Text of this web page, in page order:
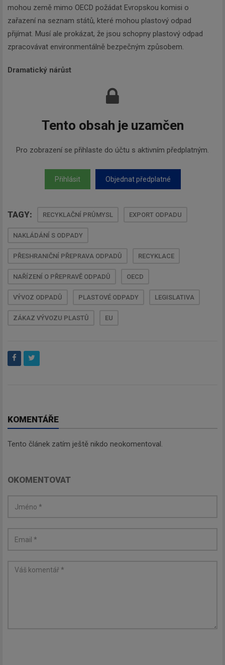
mohou země mimo OECD požádat Evropskou komisi o
zařazení na seznam států, které mohou plastový odpad
přijímat. Musí ale prokázat, že jsou schopny plastový odpad
zpracovávat environmentálně bezpečným způsobem.
Dramatický nárůst
Tento obsah je uzamčen
Pro zobrazení se přihlaste do účtu s aktivním předplatným.
Přihlásit Objednat předplatné
TAGY: RECYKLAČNÍ PRŮMYSL EXPORT ODPADU
NAKLÁDÁNÍ S ODPADY
PŘESHRANIČNÍ PŘEPRAVA ODPADŮ RECYKLACE
NAŘÍZENÍ O PŘEPRAVĚ ODPADŮ OECD
VÝVOZ ODPADŮ PLASTOVÉ ODPADY LEGISLATIVA
ZÁKAZ VÝVOZU PLASTŮ EU
KOMENTÁŘE
Tento článek zatím ještě nikdo neokomentoval.
OKOMENTOVAT